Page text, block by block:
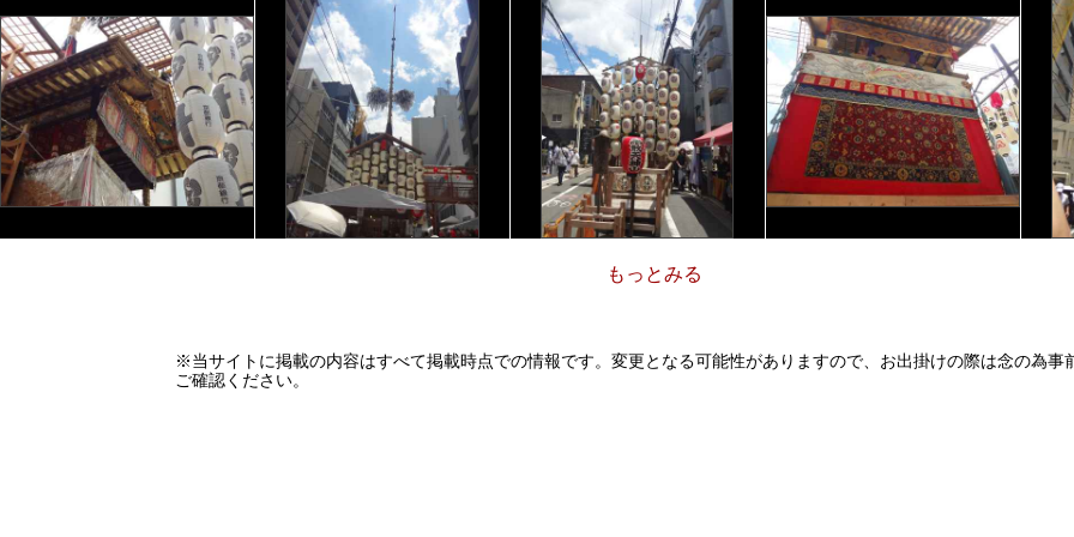
もっとみる
※当サイトに掲載の内容はすべて掲載時点での情報です。変更となる可能性がありますので、お出掛けの際は念の為事
ご確認ください。